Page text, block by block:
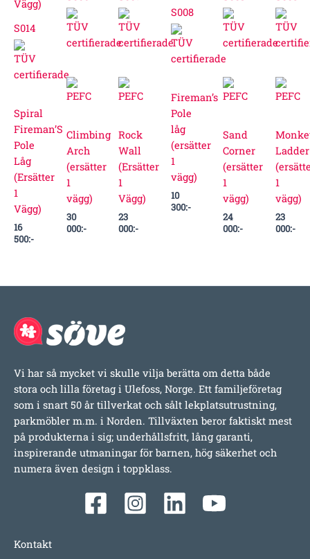
S014
Spiral
Fireman’S
Pole
Låg
(Ersätter
1
Vägg)
16
500:-
Climbing
Arch
(ersätter
1
vägg)
30
000:-
Rock
Wall
(Ersätter
1
Vägg)
23
000:-
S008
Fireman’s
Pole
låg
(ersätter
1
vägg)
10
300:-
Sand
Corner
(ersätter
1
vägg)
24
000:-
Ladder
1
vägg)
23
000:-
Vi har så mycket vi skulle vilja berätta om detta både
stora och lilla företag i Ulefoss, Norge. Ett familjeföretag
som i snart 50 år tillverkat och sålt lekplatsutrustning,
parkmöbler m.m. i Norden. Tillväxten beror faktiskt mest
på produkterna i sig; underhållsfritt, lång garanti,
inspirerande utmaningar för barnen, hög säkerhet och
numera även design i toppklass.
Kontakt